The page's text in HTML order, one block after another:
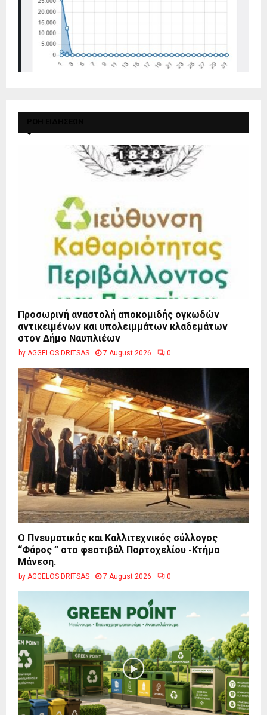
Προσωρινή αναστολή αποκομιδής ογκωδών
αντικειμένων και υπολειμμάτων κλαδεμάτων
στον Δήμο Ναυπλιέων
by AGGELOS DRITSAS 7 August 2026 0
Ο Πνευματικός και Καλλιτεχνικός σύλλογος
“Φάρος ” στο φεστιβάλ Πορτοχελίου -Κτήμα
Μάνεση.
by AGGELOS DRITSAS 7 August 2026 0